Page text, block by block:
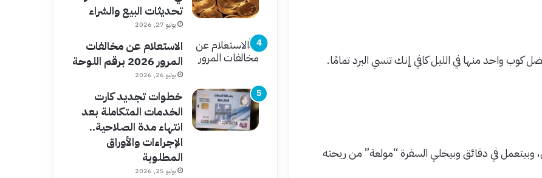
كوب واحد منها في الليل كافي إنك تنسي البرد تمامًا.
في دقائق وبيخلي السفرة “مولعة” من ريحته
تحديثات البيع والشراء
يوليو 27, 2026
الاستعلام عن مخالفات
المرور 2026 برقم اللوحة
يوليو 26, 2026
خطوات تجديد كارت
الخدمات المتكاملة بعد
انتهاء مدة الصلاحية..
الإجراءات والأوراق
المطلوبة
يوليو 25, 2026